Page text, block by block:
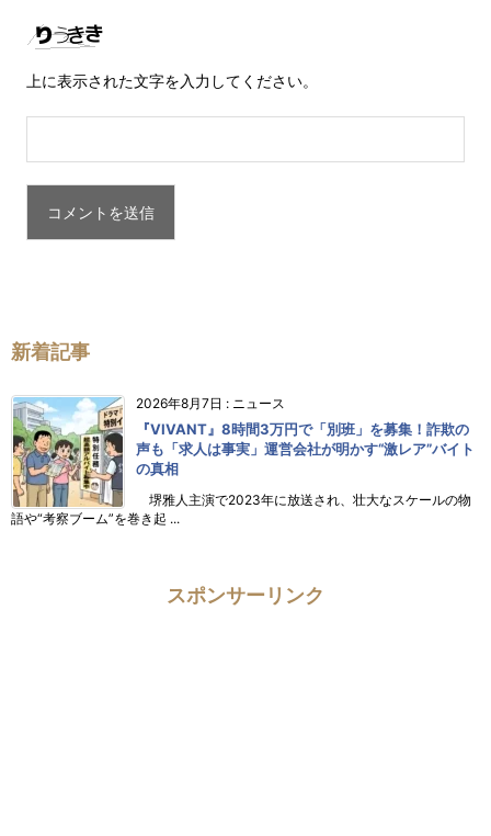
上に表示された文字を入力してください。
新着記事
2026年8月7日 : ニュース
『VIVANT』8時間3万円で「別班」を募集！詐欺の
声も「求人は事実」運営会社が明かす“激レア”バイト
の真相
堺雅人主演で2023年に放送され、壮大なスケールの物
語や“考察ブーム”を巻き起 ...
スポンサーリンク